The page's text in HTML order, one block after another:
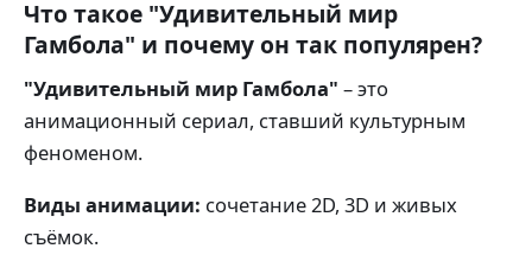
Что такое "Удивительный мир
Гамбола" и почему он так популярен?
"Удивительный мир Гамбола" – это
анимационный сериал, ставший культурным
феноменом.
Виды анимации: сочетание 2D, 3D и живых
съёмок.